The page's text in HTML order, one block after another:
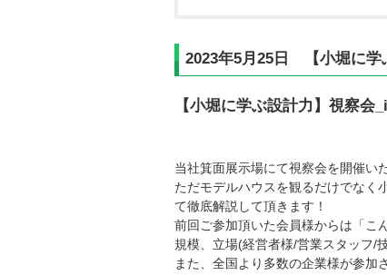
2023年5月25日 【小堀に学
【小堀に学ぶ設計力】視察会
当社箕面展示場にて視察会を開催い
ただモデルハウスを観るだけでなく
て徹底解説して頂きます！
前回ご参加頂いた会員様からは「こ
規模、立場(経営者様/営業スタッフ/
また、全国より多数の企業様が参加